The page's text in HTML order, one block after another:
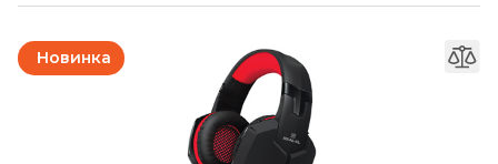
Новинка